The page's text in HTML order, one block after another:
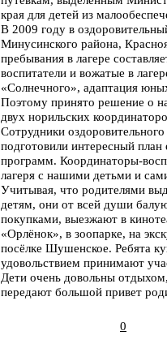
края для детей из
В 2009 году в
Минусинского района,
пребывания в лагере
воспитатели и вожатые в
«Солнечного», адаптация
Поэтому принято решение о
двух норильских
Сотрудники
подготовили интересный план
программ. Координаторы-
лагеря с нашими детьми и
Учитывая, что родителями
детям, они от всей души
покупками, выезжают в
«Орлёнок», в зоопарке, на
посёлке Шушенское. Ребята
удовольствием принимают
Дети очень довольны
передают большой привет
0